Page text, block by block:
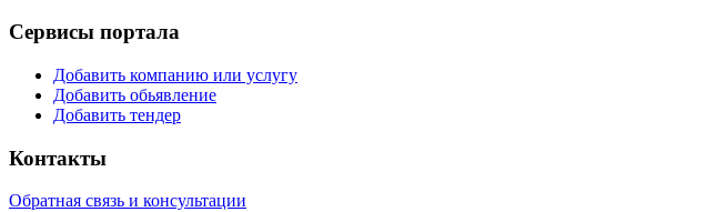
Сервисы портала
Добавить компанию или услугу
Добавить обьявление
Добавить тендер
Контакты
Обратная связь и консультации